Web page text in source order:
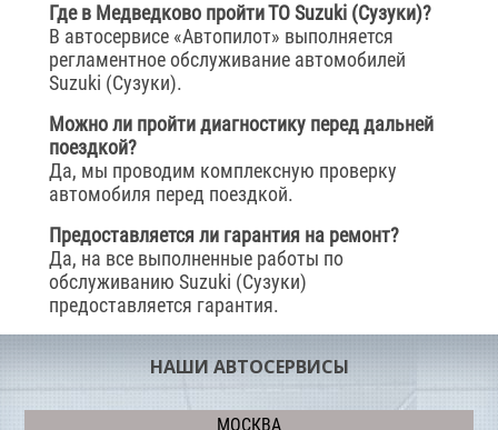
Где в Медведково пройти ТО Suzuki (Сузуки)?
В автосервисе «Автопилот» выполняется
регламентное обслуживание автомобилей
Suzuki (Сузуки).
Можно ли пройти диагностику перед дальней
поездкой?
Да, мы проводим комплексную проверку
автомобиля перед поездкой.
Предоставляется ли гарантия на ремонт?
Да, на все выполненные работы по
обслуживанию Suzuki (Сузуки)
предоставляется гарантия.
НАШИ АВТОСЕРВИСЫ
МОСКВА